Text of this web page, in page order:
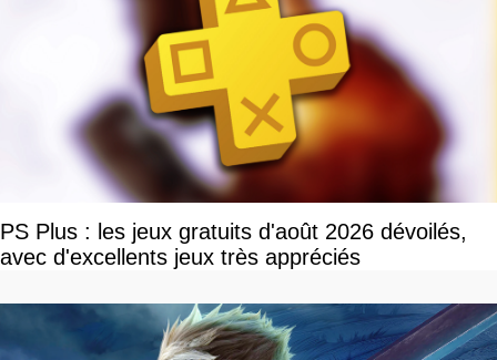
PS Plus : les jeux gratuits d'août 2026 dévoilés,
avec d'excellents jeux très appréciés